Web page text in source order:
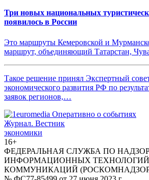
Три новых национальных
появилось в России
Это маршруты Кемеровской и
маршрут, объединяющий Татарстан,
Такое решение принял Экспертный
экономического развития РФ по
заявок регионов,…
Журнал. Вестник
экономики
16+
ФЕДЕРАЛЬНАЯ СЛУЖБА ПО
ИНФОРМАЦИОННЫХ
КОММУНИКАЦИЙ